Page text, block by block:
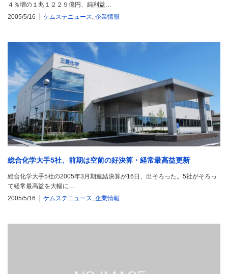
４％増の１兆１２２９億円、純利益…
2005/5/16
ケムステニュース, 企業情報
総合化学大手5社、前期は空前の好決算・経常最高益更新
総合化学大手5社の2005年3月期連結決算が16日、出そろった。5社がそろっ
て経常最高益を大幅に…
2005/5/16
ケムステニュース, 企業情報